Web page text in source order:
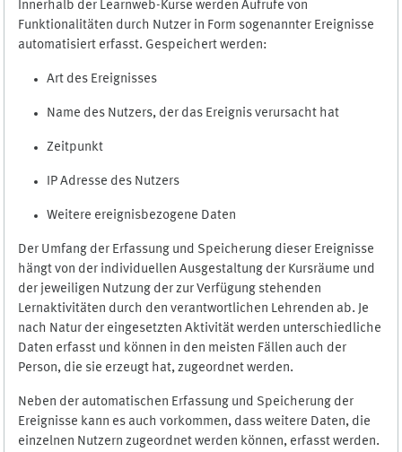
Innerhalb der Learnweb-Kurse werden Aufrufe von
Funktionalitäten durch Nutzer in Form sogenannter Ereignisse
automatisiert erfasst. Gespeichert werden:
Art des Ereignisses
Name des Nutzers, der das Ereignis verursacht hat
Zeitpunkt
IP Adresse des Nutzers
Weitere ereignisbezogene Daten
Der Umfang der Erfassung und Speicherung dieser Ereignisse
hängt von der individuellen Ausgestaltung der Kursräume und
der jeweiligen Nutzung der zur Verfügung stehenden
Lernaktivitäten durch den verantwortlichen Lehrenden ab. Je
nach Natur der eingesetzten Aktivität werden unterschiedliche
Daten erfasst und können in den meisten Fällen auch der
Person, die sie erzeugt hat, zugeordnet werden.
Neben der automatischen Erfassung und Speicherung der
Ereignisse kann es auch vorkommen, dass weitere Daten, die
einzelnen Nutzern zugeordnet werden können, erfasst werden.